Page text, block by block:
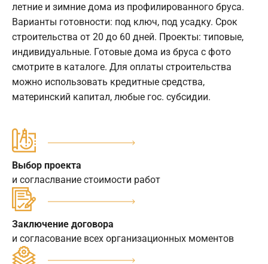
летние и зимние дома из профилированного бруса.
Варианты готовности: под ключ, под усадку. Срок
строительства от 20 до 60 дней. Проекты: типовые,
индивидуальные. Готовые дома из бруса с фото
смотрите в каталоге. Для оплаты строительства
можно использовать кредитные средства,
материнский капитал, любые гос. субсидии.
Выбор проекта
и согласлвание стоимости работ
Заключение договора
и согласование всех организационных моментов